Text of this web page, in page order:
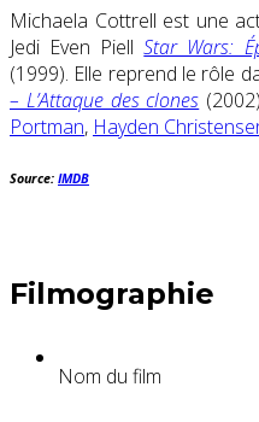
Michaela Cottrell est une
Jedi Even PiellStar Wars:
(1999). Elle reprend le rôle
– L’Attaque des clones
Portman, Hayden
Source: IMDB
Filmographie
Nom du film